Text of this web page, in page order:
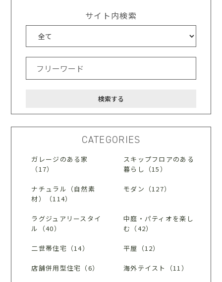
サイト内検索
CATEGORIES
ガレージのある家
（17）
スキップフロアのある
暮らし（15）
ナチュラル（自然素
材）（114）
モダン（127）
ラグジュアリースタイ
ル（40）
中庭・パティオを楽し
む（42）
二世帯住宅（14） 平屋（12）
店舗併用型住宅（6） 海外テイスト（11）